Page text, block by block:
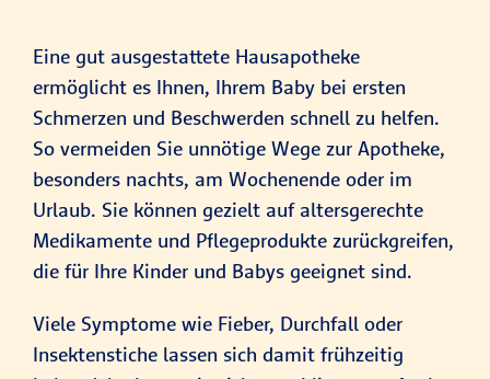
Eine gut ausgestattete Hausapotheke
ermöglicht es Ihnen, Ihrem Baby bei ersten
Schmerzen und Beschwerden schnell zu helfen.
So vermeiden Sie unnötige Wege zur Apotheke,
besonders nachts, am Wochenende oder im
Urlaub. Sie können gezielt auf altersgerechte
Medikamente und Pflegeprodukte zurückgreifen,
die für Ihre Kinder und Babys geeignet sind.
Viele Symptome wie Fieber, Durchfall oder
Insektenstiche lassen sich damit frühzeitig